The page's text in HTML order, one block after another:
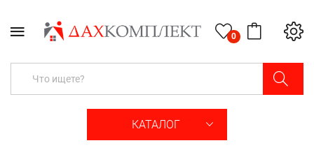
0
КАТАЛОГ